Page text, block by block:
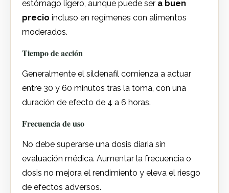
estómago ligero, aunque puede ser a buen
precio incluso en regímenes con alimentos
moderados.
Tiempo de acción
Generalmente el sildenafil comienza a actuar
entre 30 y 60 minutos tras la toma, con una
duración de efecto de 4 a 6 horas.
Frecuencia de uso
No debe superarse una dosis diaria sin
evaluación médica. Aumentar la frecuencia o
dosis no mejora el rendimiento y eleva el riesgo
de efectos adversos.